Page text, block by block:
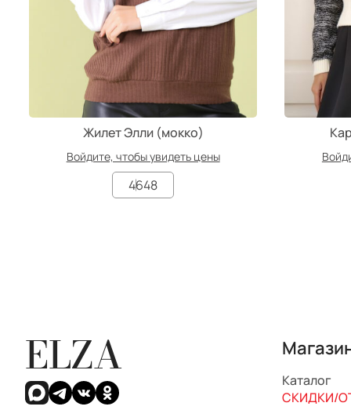
Жилет Элли (мокко)
Войдите, чтобы увидеть цены
4648
ELZA
Каталог
СКИДКИ/